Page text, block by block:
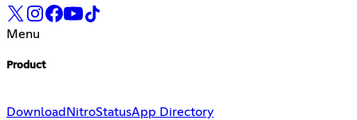
Menu
Product
Download NitroStatusApp Directory